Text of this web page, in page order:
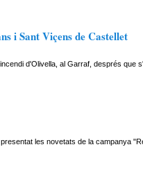
i Sant Viçens de Castellet
d'Olivella, al Garraf, després que
les novetats de la campanya